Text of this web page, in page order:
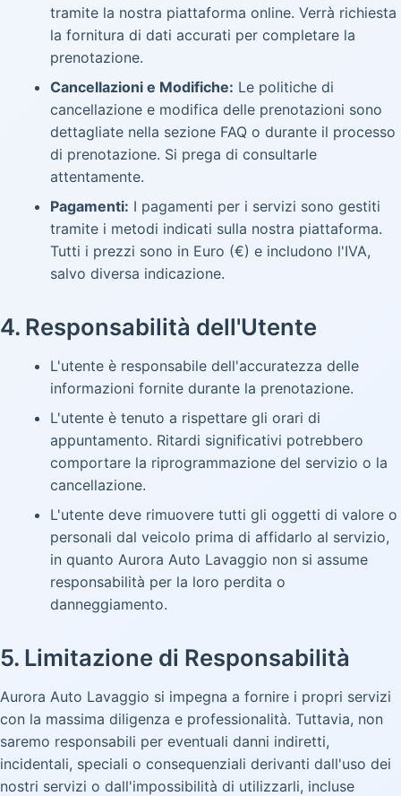
tramite la nostra piattaforma online. Verrà richiesta
la fornitura di dati accurati per completare la
prenotazione.
Cancellazioni e Modifiche: Le politiche di
cancellazione e modifica delle prenotazioni sono
dettagliate nella sezione FAQ o durante il processo
di prenotazione. Si prega di consultarle
attentamente.
Pagamenti: I pagamenti per i servizi sono gestiti
tramite i metodi indicati sulla nostra piattaforma.
Tutti i prezzi sono in Euro (€) e includono l'IVA,
salvo diversa indicazione.
4. Responsabilità dell'Utente
L'utente è responsabile dell'accuratezza delle
informazioni fornite durante la prenotazione.
L'utente è tenuto a rispettare gli orari di
appuntamento. Ritardi significativi potrebbero
comportare la riprogrammazione del servizio o la
cancellazione.
L'utente deve rimuovere tutti gli oggetti di valore o
personali dal veicolo prima di affidarlo al servizio,
in quanto Aurora Auto Lavaggio non si assume
responsabilità per la loro perdita o
danneggiamento.
5. Limitazione di Responsabilità
Aurora Auto Lavaggio si impegna a fornire i propri servizi
con la massima diligenza e professionalità. Tuttavia, non
saremo responsabili per eventuali danni indiretti,
incidentali, speciali o consequenziali derivanti dall'uso dei
nostri servizi o dall'impossibilità di utilizzarli, incluse